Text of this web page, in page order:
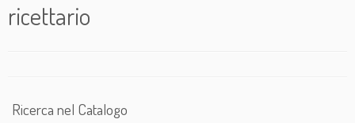
ricettario
Ricerca nel Catalogo